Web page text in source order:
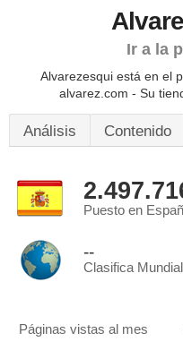
Ir a la
Alvarezesqui está en el
alvarez.com - Su
Análisis Contenido
Puesto en
--
Clasifica Mundial
Páginas vistas al mes